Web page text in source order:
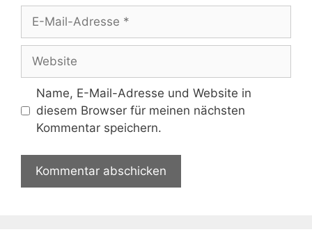
Adresse
Website
Name, E-Mail-Adresse und Website in
diesem Browser für meinen nächsten
Kommentar speichern.